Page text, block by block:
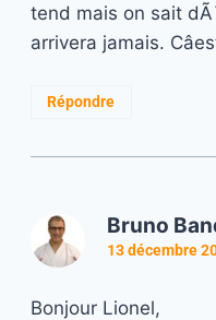
tend mais on sait
arrivera jamais.
Répondre
Bruno
13 décembre
Bonjour Lionel,